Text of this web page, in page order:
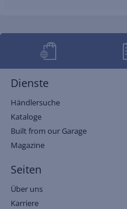
Dienste
Händlersuche
Kataloge
Built from our Garage
Magazine
Seiten
Über uns
Karriere